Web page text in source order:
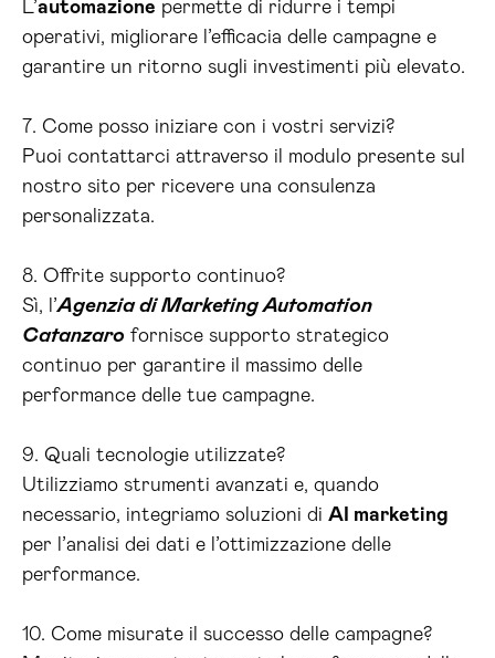
L’automazione permette di ridurre i tempi
operativi, migliorare l’efficacia delle campagne e
garantire un ritorno sugli investimenti più elevato.
7. Come posso iniziare con i vostri servizi?
Puoi contattarci attraverso il modulo presente sul
nostro sito per ricevere una consulenza
personalizzata.
8. Offrite supporto continuo?
Sì, l’Agenzia di Marketing Automation
Catanzaro fornisce supporto strategico
continuo per garantire il massimo delle
performance delle tue campagne.
9. Quali tecnologie utilizzate?
Utilizziamo strumenti avanzati e, quando
necessario, integriamo soluzioni di AI marketing
per l’analisi dei dati e l’ottimizzazione delle
performance.
10. Come misurate il successo delle campagne?